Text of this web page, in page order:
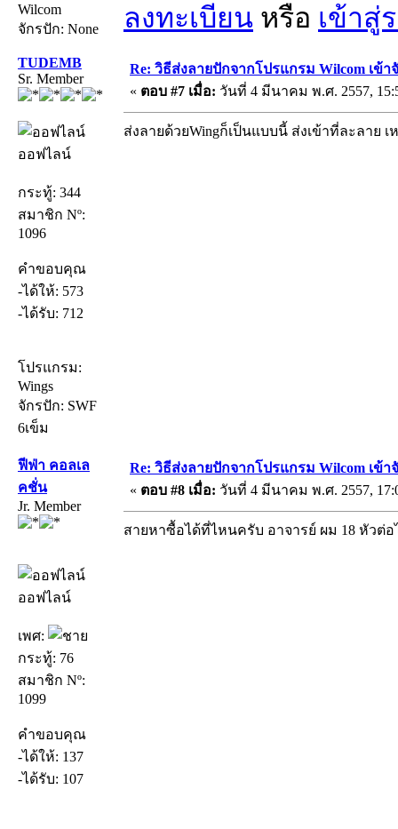
Wilcom
จักรปัก: None
ลงทะเบียน หรือ เข้าสู่
TUDEMB
Sr. Member
ออฟไลน์
กระทู้: 344
สมาชิก Nº:
1096
คำขอบคุณ
-ได้ให้: 573
-ได้รับ: 712
โปรแกรม:
Wings
จักรปัก: SWF
6เข็ม
Re: วิธีส่งลายปักจากโปรแกรม Wilcom เข้า
« ตอบ #7 เมื่อ: วันที่ 4 มีนาคม พ.ศ. 2557,
ส่งลายด้วยWingก็เป็นแบบนี้ ส่งเข้าที่ละลาย
ฟีฟ่า คอลเล
คชั่น
Jr. Member
ออฟไลน์
เพศ:
กระทู้: 76
สมาชิก Nº:
1099
คำขอบคุณ
-ได้ให้: 137
-ได้รับ: 107
Re: วิธีส่งลายปักจากโปรแกรม Wilcom เข้า
« ตอบ #8 เมื่อ: วันที่ 4 มีนาคม พ.ศ. 2557,
สายหาซื้อได้ที่ไหนครับ อาจารย์ ผม 18 หัวต่